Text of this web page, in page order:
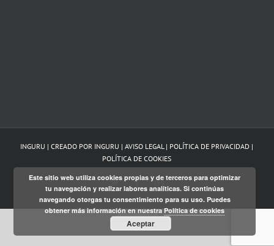
INGURU | CREADO POR INGURU |AVISO LEGAL | POLÍTICA DE PRIVACIDAD |
POLÍTICA DE COOKIES
TwitterFacebookLinkedIn
Euskara
Este sitio web utiliza cookies propias y de terceros para optimizar
tu navegación y realizar labores analíticas. Si continúas
navegando otorgas tu consentimiento para su uso. Puedes
obtener más información en nuestraPolítica de cookies
Aceptar